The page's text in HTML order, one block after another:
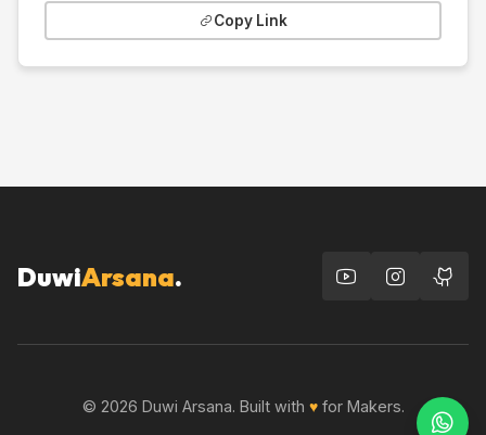
Copy Link
DuwiArsana.
© 2026 Duwi Arsana. Built with ♥for Makers.